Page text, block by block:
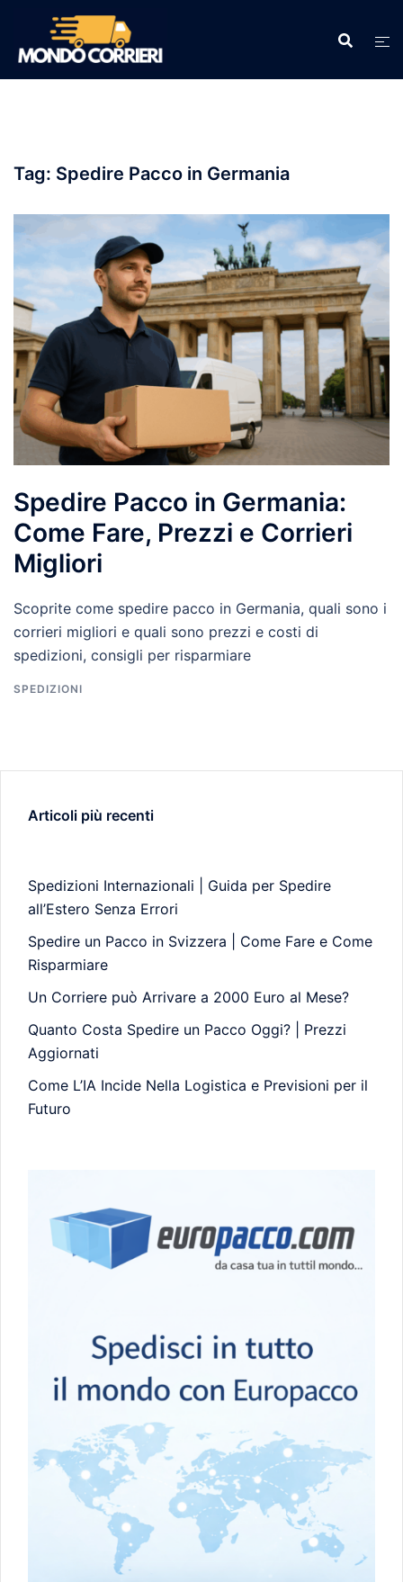
contenuto
Tag: Spedire Pacco in Germania
Spedire Pacco in Germania:
Come Fare, Prezzi e Corrieri
Migliori
Scoprite come spedire pacco in Germania, quali sono i
corrieri migliori e quali sono prezzi e costi di
spedizioni, consigli per risparmiare
SPEDIZIONI
Articoli più recenti
Spedizioni Internazionali | Guida per Spedire
all’Estero Senza Errori
Spedire un Pacco in Svizzera | Come Fare e Come
Risparmiare
Un Corriere può Arrivare a 2000 Euro al Mese?
Quanto Costa Spedire un Pacco Oggi? | Prezzi
Aggiornati
Come L’IA Incide Nella Logistica e Previsioni per il
Futuro